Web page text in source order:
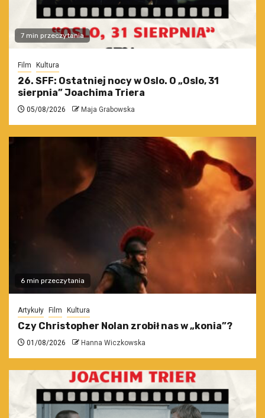
7 min przeczytania
Film Kultura
26. SFF: Ostatniej nocy w Oslo. O „Oslo, 31
sierpnia” Joachima Triera
05/08/2026 Maja Grabowska
6 min przeczytania
Artykuły Film Kultura
Czy Christopher Nolan zrobił nas w „konia”?
01/08/2026 Hanna Wiczkowska